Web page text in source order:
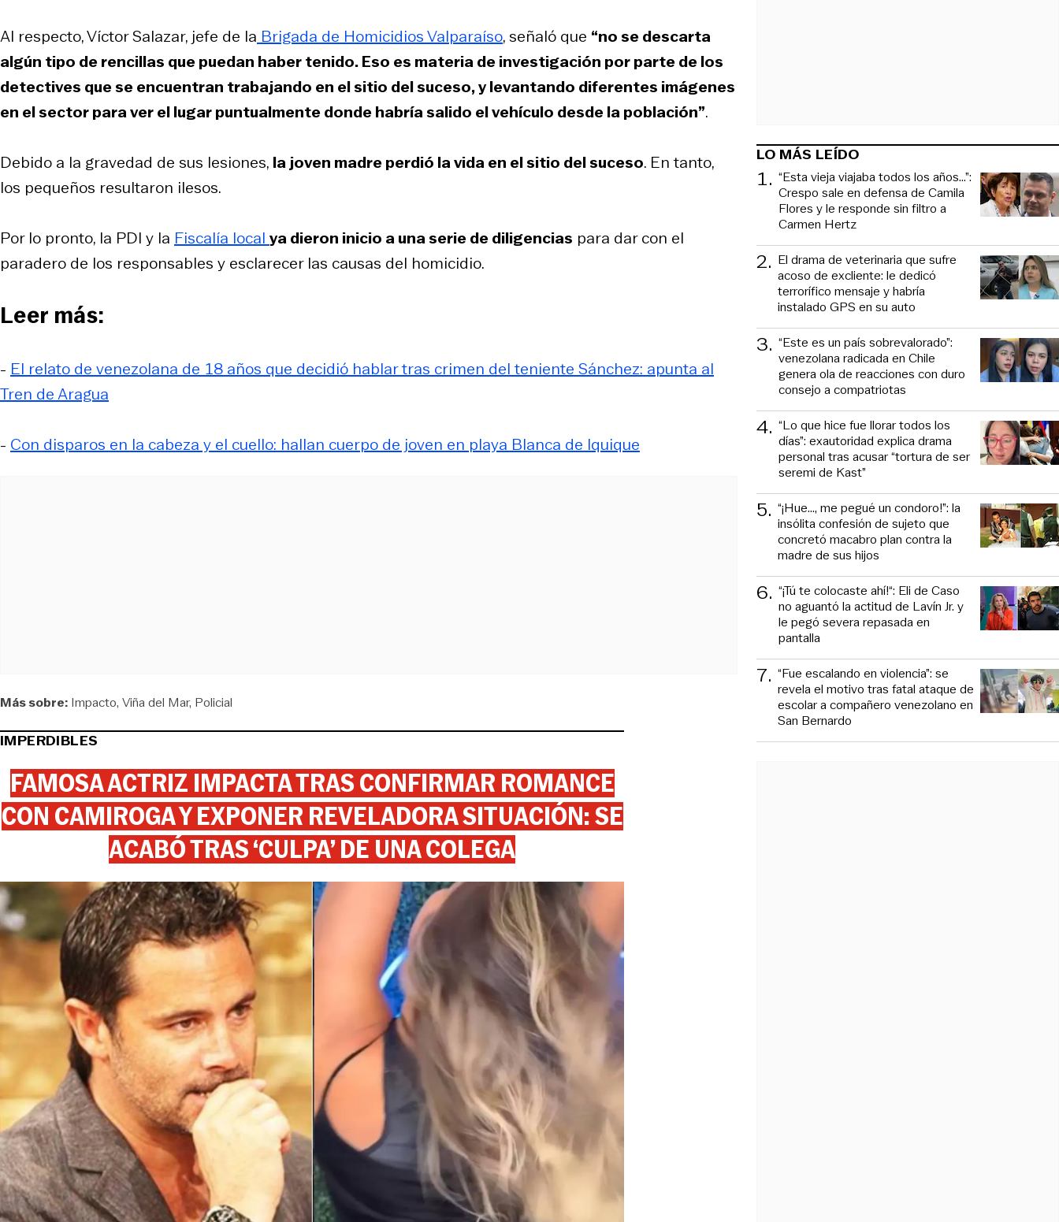
Al respecto, Víctor Salazar, jefe de la Brigada de Homicidios Valparaíso, señaló que “no se descarta
algún tipo de rencillas que puedan haber tenido. Eso es materia de investigación por parte de los
detectives que se encuentran trabajando en el sitio del suceso, y levantando diferentes imágenes
en el sector para ver el lugar puntualmente donde habría salido el vehículo desde la población”.
Debido a la gravedad de sus lesiones, la joven madre perdió la vida en el sitio del suceso. En tanto,
los pequeños resultaron ilesos.
Por lo pronto, la PDI y la Fiscalía local ya dieron inicio a una serie de diligencias para dar con el
paradero de los responsables y esclarecer las causas del homicidio.
Leer más:
- El relato de venezolana de 18 años que decidió hablar tras crimen del teniente Sánchez: apunta al
Tren de Aragua
- Con disparos en la cabeza y el cuello: hallan cuerpo de joven en playa Blanca de Iquique
Más sobre: Impacto Viña del Mar Policial
IMPERDIBLES
FAMOSA ACTRIZ IMPACTA TRAS CONFIRMAR ROMANCE
CON CAMIROGA Y EXPONER REVELADORA SITUACIÓN: SE
ACABÓ TRAS ‘CULPA’ DE UNA COLEGA
LO MÁS LEÍDO
1. “Esta vieja viajaba todos los años...”:
Crespo sale en defensa de Camila
Flores y le responde sin filtro a
Carmen Hertz
2. El drama de veterinaria que sufre
acoso de excliente: le dedicó
terrorífico mensaje y habría
instalado GPS en su auto
3. “Este es un país sobrevalorado”:
venezolana radicada en Chile
genera ola de reacciones con duro
consejo a compatriotas
4. “Lo que hice fue llorar todos los
días”: exautoridad explica drama
personal tras acusar “tortura de ser
seremi de Kast”
5. “¡Hue..., me pegué un condoro!”: la
insólita confesión de sujeto que
concretó macabro plan contra la
madre de sus hijos
6. “¡Tú te colocaste ahí!“: Eli de Caso
no aguantó la actitud de Lavín Jr. y
le pegó severa repasada en
pantalla
7. “Fue escalando en violencia”: se
revela el motivo tras fatal ataque de
escolar a compañero venezolano en
San Bernardo